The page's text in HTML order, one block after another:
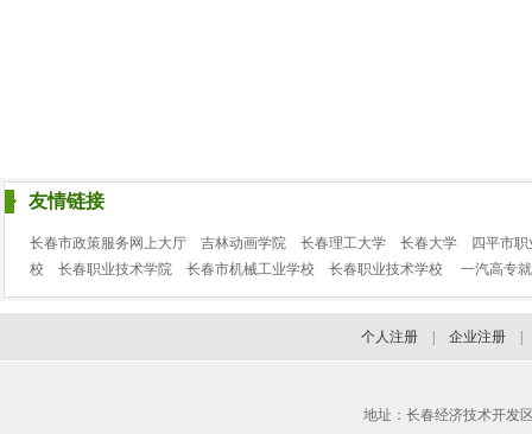
友情链接
长春市政策服务网上大厅 吉林动画学院 长春理工大学 长春大学
四平市
校
长春职业技术学院 长春市机械工业学校 长春职业技术学校 一汽高专
个人注册 企业注册
地址：长春经济技术开发